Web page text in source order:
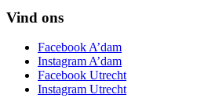
Vind ons
Facebook A’dam
Instagram A’dam
Facebook Utrecht
Instagram Utrecht